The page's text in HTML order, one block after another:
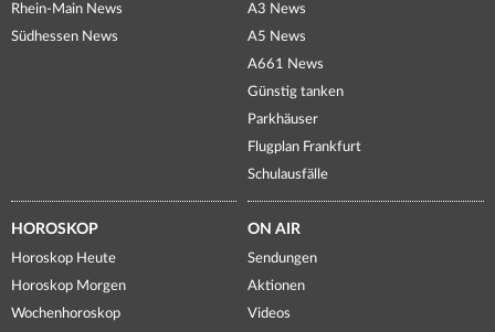
Rhein-Main News
Südhessen News
A3 News
A5 News
A661 News
Günstig tanken
Parkhäuser
Flugplan Frankfurt
Schulausfälle
HOROSKOP
Horoskop Heute
Horoskop Morgen
Wochenhoroskop
ON AIR
Sendungen
Aktionen
Videos